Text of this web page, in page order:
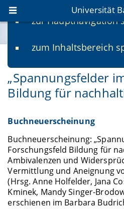
zur Hauptnavigation
zum Inhaltsbereich
Universität
www.uni-
univis.uni-
„Spannungsfelder
Bildung für
Buchneuerscheinung
Buchneuerscheinung:
Forschungsfeld Bildung für
Ambivalenzen und
Vermittlung und Aneignung
(Hrsg. Anne Holfelder, Jana
Kminek, Mandy Singer-
erschienen im Barbara